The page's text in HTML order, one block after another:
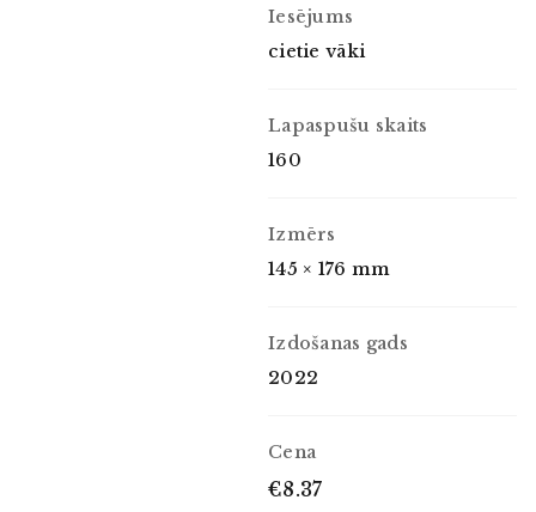
Iesējums
cietie vāki
Lapaspušu skaits
160
Izmērs
145 × 176 mm
Izdošanas gads
2022
Cena
€8.37